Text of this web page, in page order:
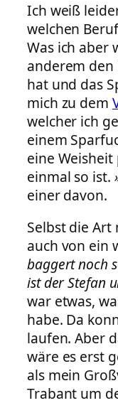
Ich weiß
welchen
Was ich aber
anderem
hat und das
mich zu dem
welcher ich
einem
eine
einmal so ist.
einer davon.
Selbst die Art
auch von ein
baggert noch
ist der Stefan
war etwas,
habe. Da
laufen. Aber
wäre es erst
als mein
Trabant um